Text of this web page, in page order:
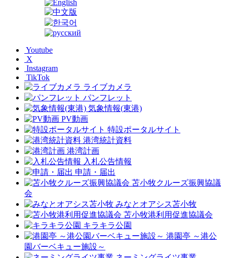
Youtube
X
Instagram
TikTok
ライブカメラ
パンフレット
気象情報(東港)
PV動画
特設ポータルサイト
港湾統計資料
港湾計画
入札公告情報
申請・届出
苫小牧クルーズ振興協議
会
みなとオアシス苫小牧
苫小牧港利用促進協議会
キラキラ公園
港園亭 ～港公
園バーベキュー施設～